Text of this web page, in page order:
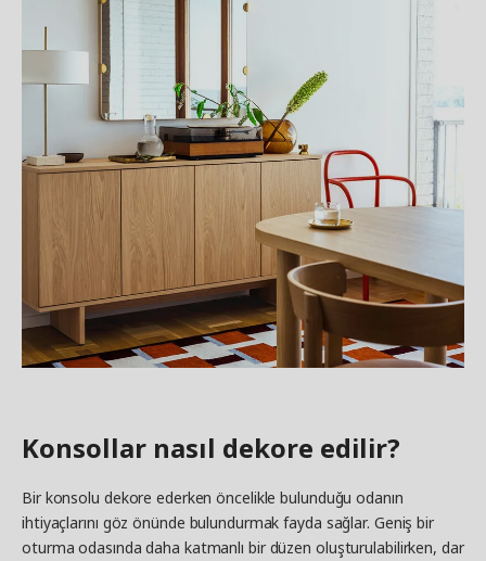
Konsollar nasıl dekore edilir?
Bir konsolu dekore ederken öncelikle bulunduğu odanın
ihtiyaçlarını göz önünde bulundurmak fayda sağlar. Geniş bir
oturma odasında daha katmanlı bir düzen oluşturulabilirken, dar